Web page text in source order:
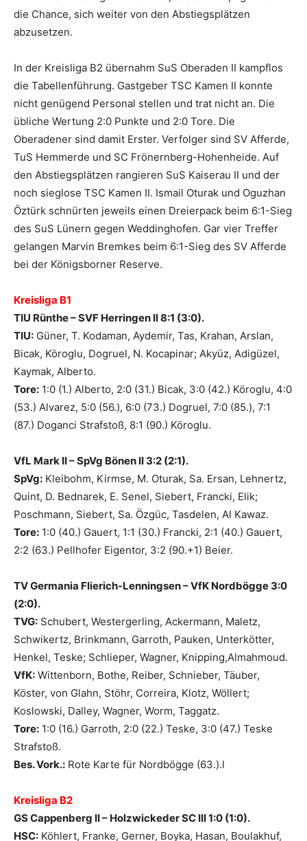
die Chance, sich weiter von den Abstiegsplätzen
abzusetzen.
In der Kreisliga B2 übernahm SuS Oberaden II kampflos
die Tabellenführung. Gastgeber TSC Kamen II konnte
nicht genügend Personal stellen und trat nicht an. Die
übliche Wertung 2:0 Punkte und 2:0 Tore. Die
Oberadener sind damit Erster. Verfolger sind SV Afferde,
TuS Hemmerde und SC Frönernberg-Hohenheide. Auf
den Abstiegsplätzen rangieren SuS Kaiserau II und der
noch sieglose TSC Kamen II. Ismail Oturak und Oguzhan
Öztürk schnürten jeweils einen Dreierpack beim 6:1-Sieg
des SuS Lünern gegen Weddinghofen. Gar vier Treffer
gelangen Marvin Bremkes beim 6:1-Sieg des SV Afferde
bei der Königsborner Reserve.
Kreisliga B1
TIU Rünthe – SVF Herringen II 8:1 (3:0).
TIU: Güner, T. Kodaman, Aydemir, Tas, Krahan, Arslan,
Bicak, Köroglu, Dogruel, N. Kocapinar; Akyüz, Adigüzel,
Kaymak, Alberto.
Tore: 1:0 (1.) Alberto, 2:0 (31.) Bicak, 3:0 (42.) Köroglu, 4:0
(53.) Alvarez, 5:0 (56.), 6:0 (73.) Dogruel, 7:0 (85.), 7:1
(87.) Doganci Strafstoß, 8:1 (90.) Köroglu.
VfL Mark II – SpVg Bönen II 3:2 (2:1).
SpVg: Kleibohm, Kirmse, M. Oturak, Sa. Ersan, Lehnertz,
Quint, D. Bednarek, E. Senel, Siebert, Francki, Elik;
Poschmann, Siebert, Sa. Özgüc, Tasdelen, Al Kawaz.
Tore: 1:0 (40.) Gauert, 1:1 (30.) Francki, 2:1 (40.) Gauert,
2:2 (63.) Pellhofer Eigentor, 3:2 (90.+1) Beier.
TV Germania Flierich-Lenningsen – VfK Nordbögge 3:0
(2:0).
TVG: Schubert, Westergerling, Ackermann, Maletz,
Schwikertz, Brinkmann, Garroth, Pauken, Unterkötter,
Henkel, Teske; Schlieper, Wagner, Knipping,Almahmoud.
VfK: Wittenborn, Bothe, Reiber, Schnieber, Täuber,
Köster, von Glahn, Stöhr, Correira, Klotz, Wöllert;
Koslowski, Dalley, Wagner, Worm, Taggatz.
Tore: 1:0 (16.) Garroth, 2:0 (22.) Teske, 3:0 (47.) Teske
Strafstoß.
Bes. Vork.: Rote Karte für Nordbögge (63.).l
Kreisliga B2
GS Cappenberg II – Holzwickeder SC III 1:0 (1:0).
HSC: Köhlert, Franke, Gerner, Boyka, Hasan, Boulakhuf,